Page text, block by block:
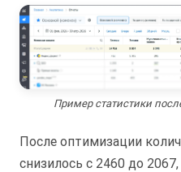
Пример статистики
После оптимизации
снизилось с 2460 до